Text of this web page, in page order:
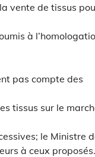
vente de tissus
à
pas compte des
tissus sur le
le Ministre
à ceux proposés.